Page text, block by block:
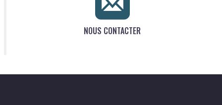
NOUS CONTACTER